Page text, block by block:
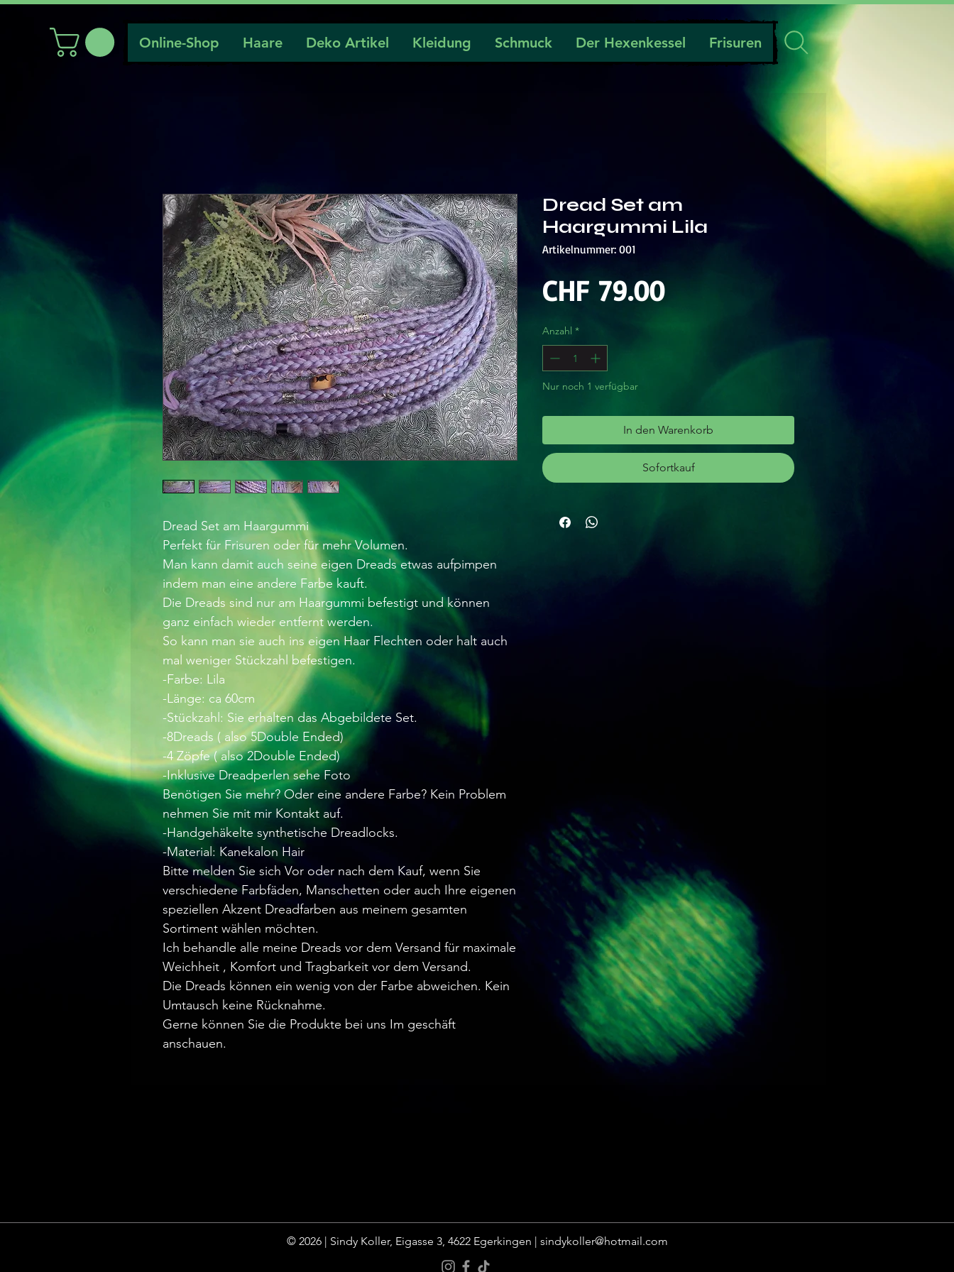
Online-Shop Haare Deko Artikel Kleidung Schmuck Der Hexenkessel Frisuren
Dread Set am Haargummi
Perfekt für Frisuren oder für mehr Volumen.
Man kann damit auch seine eigen Dreads etwas aufpimpen
indem man eine andere Farbe kauft.
Die Dreads sind nur am Haargummi befestigt und können
ganz einfach wieder entfernt werden.
So kann man sie auch ins eigen Haar Flechten oder halt auch
mal weniger Stückzahl befestigen.
-Farbe: Lila
-Länge: ca 60cm
-Stückzahl: Sie erhalten das Abgebildete Set.
-8Dreads ( also 5Double Ended)
-4 Zöpfe ( also 2Double Ended)
-Inklusive Dreadperlen sehe Foto
Benötigen Sie mehr? Oder eine andere Farbe? Kein Problem
nehmen Sie mit mir Kontakt auf.
-Handgehäkelte synthetische Dreadlocks.
-Material: Kanekalon Hair
Bitte melden Sie sich Vor oder nach dem Kauf, wenn Sie
verschiedene Farbfäden, Manschetten oder auch Ihre eigenen
speziellen Akzent Dreadfarben aus meinem gesamten
Sortiment wählen möchten.
Ich behandle alle meine Dreads vor dem Versand für maximale
Weichheit , Komfort und Tragbarkeit vor dem Versand.
Die Dreads können ein wenig von der Farbe abweichen. Kein
Umtausch keine Rücknahme.
Gerne können Sie die Produkte bei uns Im geschäft
anschauen.
Dread Set am
Haargummi Lila
Artikelnummer: 001
CHF 79.00Preis
Anzahl *
Nur noch 1 verfügbar
In den Warenkorb
Sofortkauf
© 2026 | Sindy Koller, Eigasse 3, 4622 Egerkingen | sindykoller@hotmail.com